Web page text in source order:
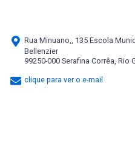
Rua Minuano,, 135 Escola
Bellenzier
99250-000 Serafina Corrêa, Rio
clique para ver o e-mail